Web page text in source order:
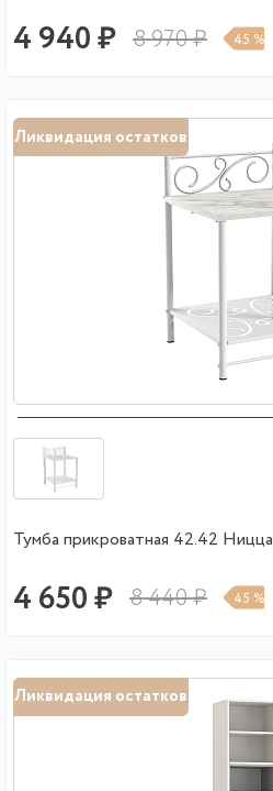
4 940 ₽ 8 970 ₽ 45 %
Ликвидация остатков
Тумба прикроватная 42.42 Ницца
4 650 ₽ 8 440 ₽ 45 %
Ликвидация остатков